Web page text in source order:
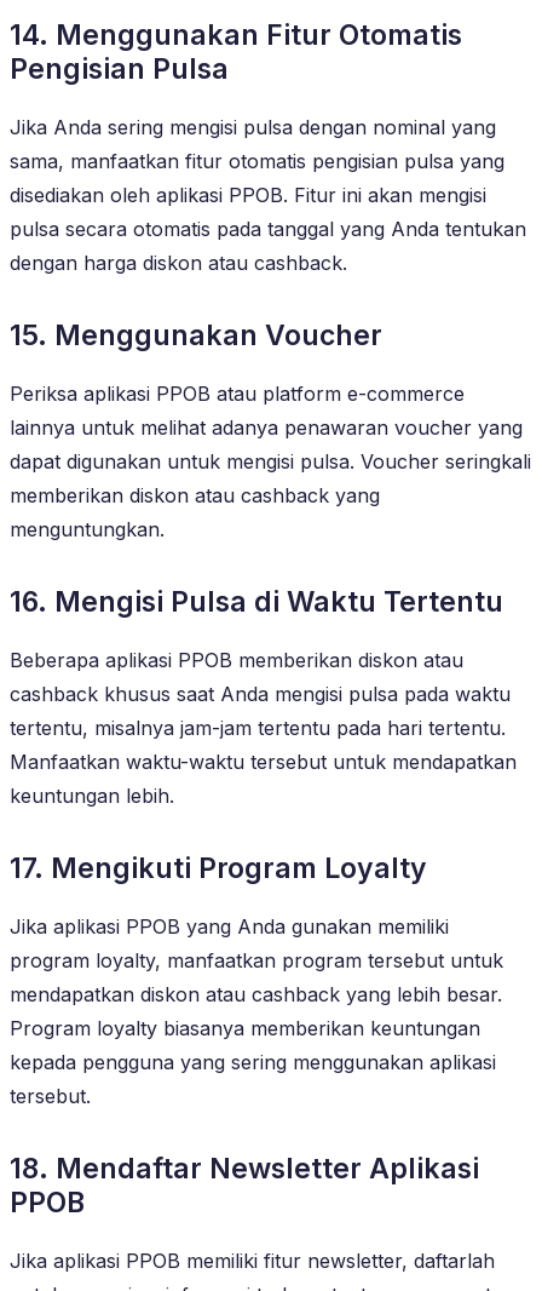
14. Menggunakan Fitur Otomatis
Pengisian Pulsa
Jika Anda sering mengisi pulsa dengan nominal yang
sama, manfaatkan fitur otomatis pengisian pulsa yang
disediakan oleh aplikasi PPOB. Fitur ini akan mengisi
pulsa secara otomatis pada tanggal yang Anda tentukan
dengan harga diskon atau cashback.
15. Menggunakan Voucher
Periksa aplikasi PPOB atau platform e-commerce
lainnya untuk melihat adanya penawaran voucher yang
dapat digunakan untuk mengisi pulsa. Voucher seringkali
memberikan diskon atau cashback yang
menguntungkan.
16. Mengisi Pulsa di Waktu Tertentu
Beberapa aplikasi PPOB memberikan diskon atau
cashback khusus saat Anda mengisi pulsa pada waktu
tertentu, misalnya jam-jam tertentu pada hari tertentu.
Manfaatkan waktu-waktu tersebut untuk mendapatkan
keuntungan lebih.
17. Mengikuti Program Loyalty
Jika aplikasi PPOB yang Anda gunakan memiliki
program loyalty, manfaatkan program tersebut untuk
mendapatkan diskon atau cashback yang lebih besar.
Program loyalty biasanya memberikan keuntungan
kepada pengguna yang sering menggunakan aplikasi
tersebut.
18. Mendaftar Newsletter Aplikasi
PPOB
Jika aplikasi PPOB memiliki fitur newsletter, daftarlah